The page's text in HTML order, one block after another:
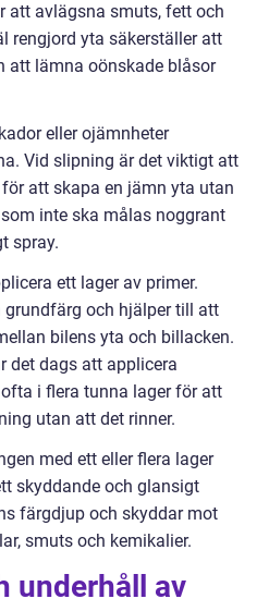
att avlägsna smuts, fett och
rengjord yta säkerställer att
att lämna oönskade blåsor
eller ojämnheter
Vid slipning är det viktigt att
att skapa en jämn yta utan
inte ska målas noggrant
spray.
ett lager av primer.
grundfärg och hjälper till att
bilens yta och billacken.
det dags att applicera
i flera tunna lager för att
utan att det rinner.
med ett eller flera lager
skyddande och glansigt
färgdjup och skyddar mot
smuts och kemikalier.
underhåll av